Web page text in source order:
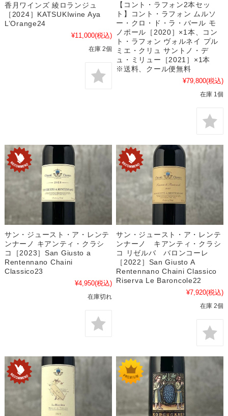
香月ワインズ 綾ロランジュ
［2024］KATSUKIwine Aya
L’Orange24
¥11,000(税込)
在庫 2個
【コント・ラフォン2本セッ
ト】コント・ラフォン ムルソ
ー・クロ・ド・ラ・バール モ
ノポール［2020］×1本、コン
ト・ラフォン ヴォルネイ プル
ミエ・クリュ サントノ・デ
ュ・ミリュー［2021］×1本
※送料、クール便無料
¥79,800(税込)
在庫 1個
サン・ジュースト・ア・レンテ
ンナーノ キアンティ・クラシ
コ［2023］San Giusto a
Rentennano Chaini
Classico23
¥4,950(税込)
在庫切れ
サン・ジュースト・ア・レンテ
ンナーノ キアンティ・クラシ
コ リゼルバ バロンコーレ
［2022］San Giusto A
Rentennano Chaini Classico
Riserva Le Baroncole22
¥7,920(税込)
在庫 2個